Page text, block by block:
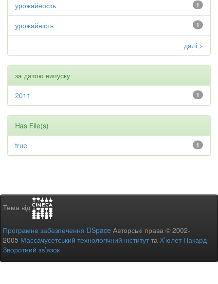
1
урожайность
1
урожайність
далі >
за датою випуску
1
2011
Has File(s)
1
true
Тема від
Програмне забезпечення DSpace Авторські права © 2002-
2005 Массачусетський технологічний інститутта Х’юлет Пакард -
Зворотний зв’язок